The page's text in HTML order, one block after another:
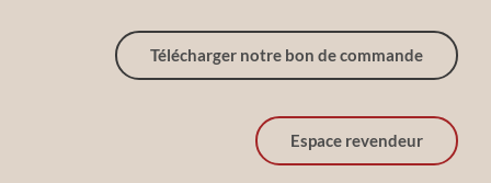
Télécharger notre bon de commande
Espace revendeur